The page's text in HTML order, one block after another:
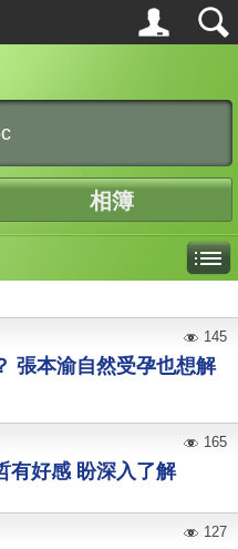
相簿
張本渝自然受孕也想解
145
有好感 盼深入了解
165
127